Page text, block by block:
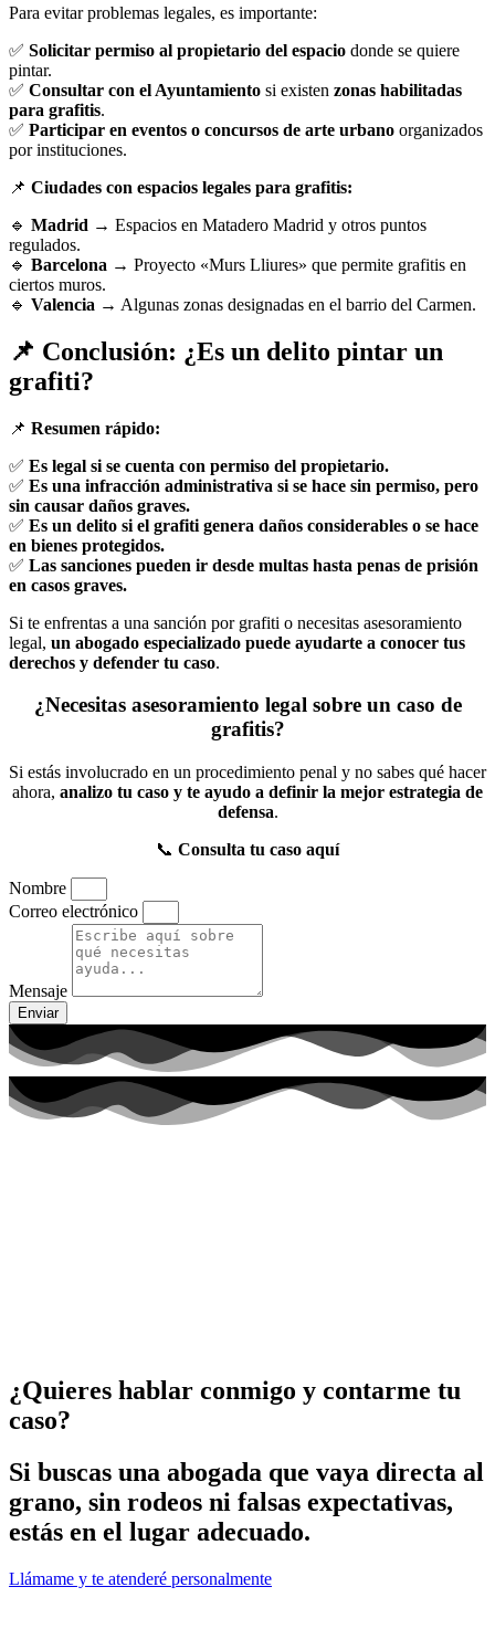
Para evitar problemas legales, es importante:
✅ Solicitar permiso al propietario del espacio donde se quiere
pintar.
✅ Consultar con el Ayuntamiento si existen zonas habilitadas
para grafitis.
✅ Participar en eventos o concursos de arte urbano organizados
por instituciones.
📌 Ciudades con espacios legales para grafitis:
🔹 Madrid → Espacios en Matadero Madrid y otros puntos
regulados.
🔹 Barcelona → Proyecto «Murs Lliures» que permite grafitis en
ciertos muros.
🔹 Valencia → Algunas zonas designadas en el barrio del Carmen.
📌 Conclusión: ¿Es un delito pintar un
grafiti?
📌 Resumen rápido:
✅ Es legal si se cuenta con permiso del propietario.
✅ Es una infracción administrativa si se hace sin permiso, pero
sin causar daños graves.
✅ Es un delito si el grafiti genera daños considerables o se hace
en bienes protegidos.
✅ Las sanciones pueden ir desde multas hasta penas de prisión
en casos graves.
Si te enfrentas a una sanción por grafiti o necesitas asesoramiento
legal, un abogado especializado puede ayudarte a conocer tus
derechos y defender tu caso.
¿Necesitas asesoramiento legal sobre un caso de
grafitis?
Si estás involucrado en un procedimiento penal y no sabes qué hacer
ahora, analizo tu caso y te ayudo a definir la mejor estrategia de
defensa.
📞 Consulta tu caso aquí
Nombre
Correo electrónico
Mensaje
Enviar
¿Quieres hablar conmigo y contarme tu
caso?
Si buscas una abogada que vaya directa al
grano, sin rodeos ni falsas expectativas,
estás en el lugar adecuado.
Llámame y te atenderé personalmente